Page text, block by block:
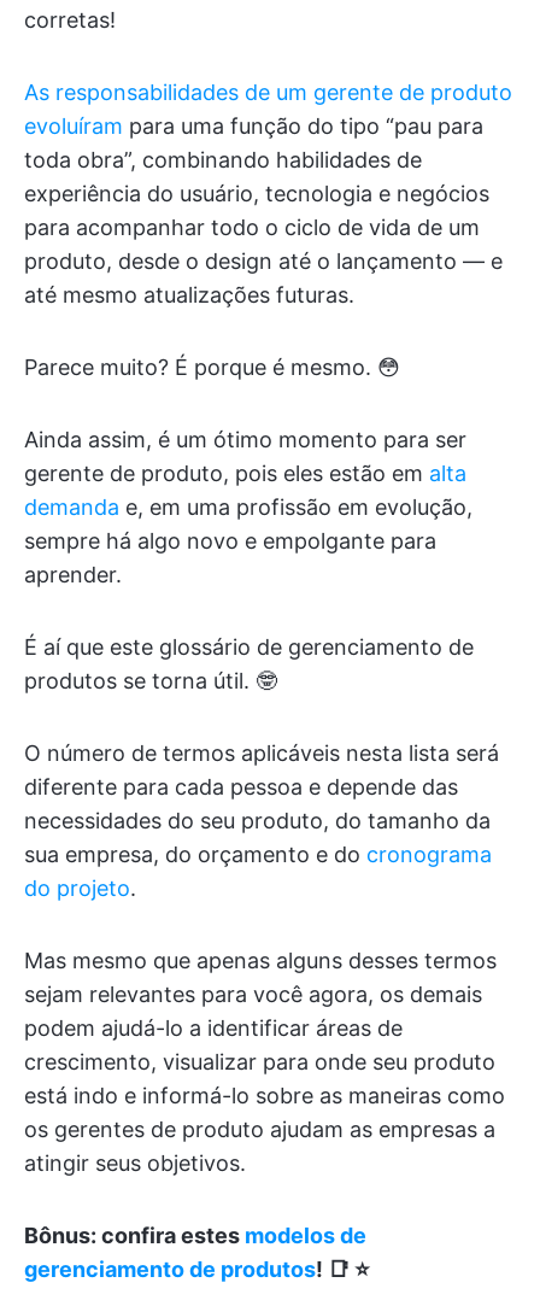
corretas!
As responsabilidades de um gerente de produto
evoluíram para uma função do tipo “pau para
toda obra”, combinando habilidades de
experiência do usuário, tecnologia e negócios
para acompanhar todo o ciclo de vida de um
produto, desde o design até o lançamento — e
até mesmo atualizações futuras.
Parece muito? É porque é mesmo. 😳
Ainda assim, é um ótimo momento para ser
gerente de produto, pois eles estão em alta
demanda e, em uma profissão em evolução,
sempre há algo novo e empolgante para
aprender.
É aí que este glossário de gerenciamento de
produtos se torna útil. 🤓
O número de termos aplicáveis nesta lista será
diferente para cada pessoa e depende das
necessidades do seu produto, do tamanho da
sua empresa, do orçamento e do cronograma
do projeto.
Mas mesmo que apenas alguns desses termos
sejam relevantes para você agora, os demais
podem ajudá-lo a identificar áreas de
crescimento, visualizar para onde seu produto
está indo e informá-lo sobre as maneiras como
os gerentes de produto ajudam as empresas a
atingir seus objetivos.
Bônus: confira estes modelos de
gerenciamento de produtos! 📑 ⭐️